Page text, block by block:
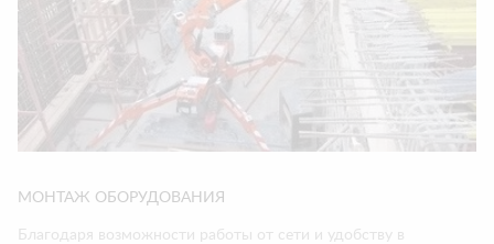
МОНТАЖ ОБОРУДОВАНИЯ
Благодаря возможности работы от сети и удобству в